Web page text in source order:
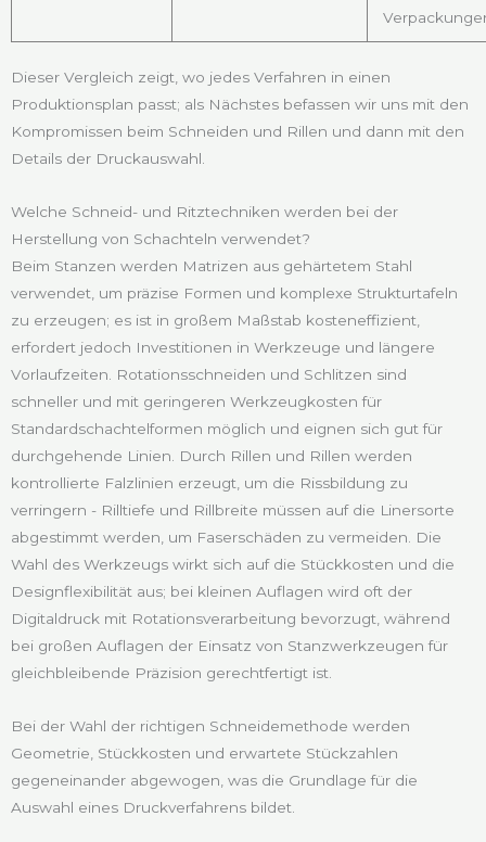
Dieser Vergleich zeigt, wo jedes Verfahren in einen
Produktionsplan passt; als Nächstes befassen wir uns mit den
Kompromissen beim Schneiden und Rillen und dann mit den
Details der Druckauswahl.
Welche Schneid- und Ritztechniken werden bei der
Herstellung von Schachteln verwendet?
Beim Stanzen werden Matrizen aus gehärtetem Stahl
verwendet, um präzise Formen und komplexe Strukturtafeln
zu erzeugen; es ist in großem Maßstab kosteneffizient,
erfordert jedoch Investitionen in Werkzeuge und längere
Vorlaufzeiten. Rotationsschneiden und Schlitzen sind
schneller und mit geringeren Werkzeugkosten für
Standardschachtelformen möglich und eignen sich gut für
durchgehende Linien. Durch Rillen und Rillen werden
kontrollierte Falzlinien erzeugt, um die Rissbildung zu
verringern - Rilltiefe und Rillbreite müssen auf die Linersorte
abgestimmt werden, um Faserschäden zu vermeiden. Die
Wahl des Werkzeugs wirkt sich auf die Stückkosten und die
Designflexibilität aus; bei kleinen Auflagen wird oft der
Digitaldruck mit Rotationsverarbeitung bevorzugt, während
bei großen Auflagen der Einsatz von Stanzwerkzeugen für
gleichbleibende Präzision gerechtfertigt ist.
Bei der Wahl der richtigen Schneidemethode werden
Geometrie, Stückkosten und erwartete Stückzahlen
gegeneinander abgewogen, was die Grundlage für die
Auswahl eines Druckverfahrens bildet.